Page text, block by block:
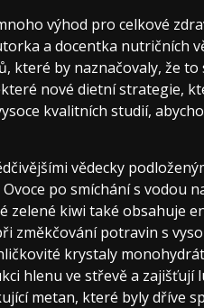
výhod pro celkové
a docentka nutričních
které by naznačovaly, že
nové dietní strategie,
kvalitních studií,
vědecky
po smíchání s vodou
zelené kiwi také obsahuje
změkčování potravin s
krystaly
hlenu ve střevě a zajišťují
metan, které byly dříve